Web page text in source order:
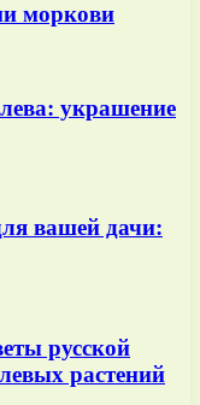
моркови
украшение
вашей дачи:
русской
растений